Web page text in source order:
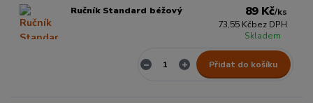
Ručník Standard béžový 89 Kč/ks
73,55 Kčbez DPH
Skladem
Přidat do košíku